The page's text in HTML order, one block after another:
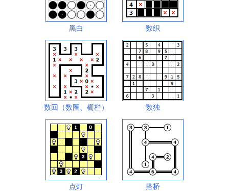
黑白 数织
数回（数圈、栅栏） 数独
点灯 搭桥